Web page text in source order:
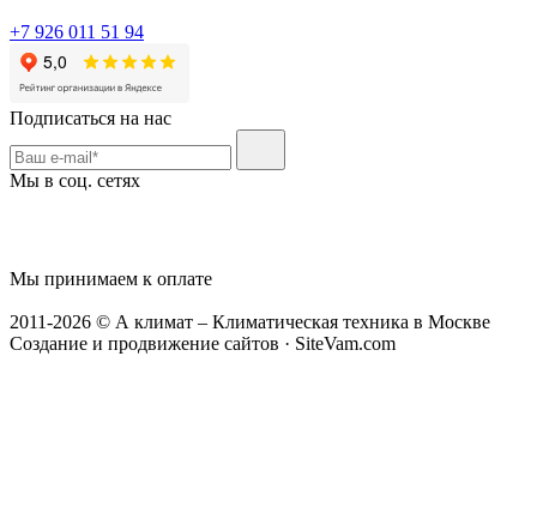
+7 926 011 51 94
Подписаться на нас
Мы в соц. сетях
Мы принимаем к оплате
2011-2026 © А климат – Климатическая техника в Москве
Создание и продвижение сайтов · SiteVam.com